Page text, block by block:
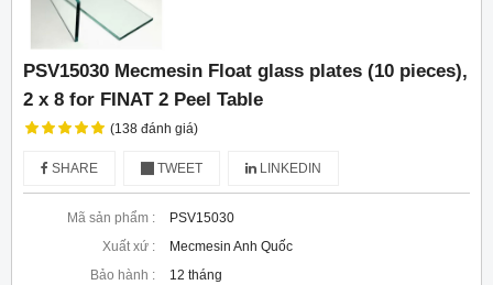
PSV15030 Mecmesin Float glass plates (10 pieces),
2 x 8 for FINAT 2 Peel Table
(138 đánh giá)
SHARE TWEET LINKEDIN
Mã sản phẩm :
PSV15030
Xuất xứ :
Mecmesin Anh Quốc
Bảo hành :
12 tháng